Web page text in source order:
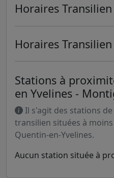
Horaires Transilien
Horaires Transilien
Stations à
en Yvelines -
Il s'agit des stations
transilien situées à
Quentin-en-Yvelines.
Aucun station située à